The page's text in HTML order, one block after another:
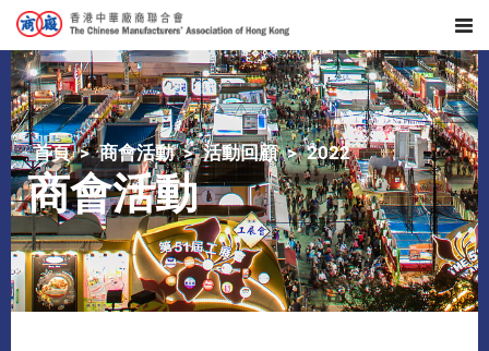
首頁 商會活動 活動回顧 2022
商會活動